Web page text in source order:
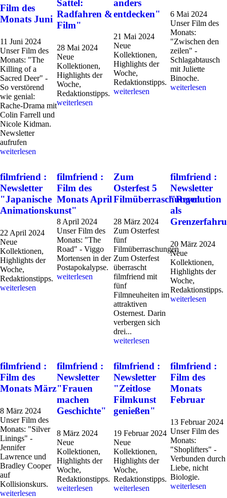
Film des
Monats Juni
11 Juni 2024
Unser Film des
Monats: "The
Killing of a
Sacred Deer" -
So verstörend
wie genial:
Rache-Drama mit
Colin Farrell und
Nicole Kidman.
Newsletter
aufrufen
weiterlesen
Sattel:
Radfahren &
Film"
28 Mai 2024
Neue
Kollektionen,
Highlights der
Woche,
Redaktionstipps.
weiterlesen
anders
entdecken"
21 Mai 2024
Neue
Kollektionen,
Highlights der
Woche,
Redaktionstipps.
weiterlesen
6 Mai 2024
Unser Film des
Monats:
"Zwischen den
zeilen" -
Schlagabtausch
mit Juliette
Binoche.
weiterlesen
filmfriend :
Newsletter
"Japanische
Animationskunst"
22 April 2024
Neue
Kollektionen,
Highlights der
Woche,
Redaktionstipps.
weiterlesen
filmfriend :
Film des
Monats April
8 April 2024
Unser Film des
Monats: "The
Road" - Viggo
Mortensen in der
Postapokalypse.
weiterlesen
Zum
Osterfest 5
Filmüberraschungen
28 März 2024
Zum Osterfest
fünf
Filmüberraschungen
Zum Osterfest
überrascht
filmfriend mit
fünf
Filmneuheiten im
attraktiven
Osternest. Darin
verbergen sich
drei...
weiterlesen
filmfriend :
Newsletter
"Revolution
als
20 März 2024
Neue
Kollektionen,
Highlights der
Woche,
Redaktionstipps.
weiterlesen
filmfriend :
Film des
Monats März
8 März 2024
Unser Film des
Monats: "Silver
Linings" -
Jennifer
Lawrence und
Bradley Cooper
auf
Kollisionskurs.
weiterlesen
filmfriend :
Newsletter
"Frauen
machen
Geschichte"
8 März 2024
Neue
Kollektionen,
Highlights der
Woche,
Redaktionstipps.
weiterlesen
filmfriend :
Newsletter
"Zeitlose
Filmkunst
genießen"
19 Februar 2024
Neue
Kollektionen,
Highlights der
Woche,
Redaktionstipps.
weiterlesen
filmfriend :
Film des
Monats
Februar
13 Februar 2024
Unser Film des
Monats:
"Shoplifters" -
Verbunden durch
Liebe, nicht
Biologie.
weiterlesen